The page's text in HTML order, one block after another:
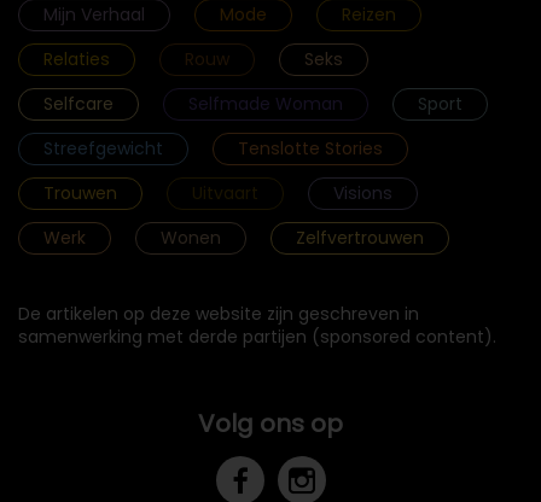
Mijn Verhaal
Mode
Reizen
Relaties
Rouw
Seks
Selfcare
Selfmade Woman
Sport
Streefgewicht
Tenslotte Stories
Trouwen
Uitvaart
Visions
Werk
Wonen Zelfvertrouwen
De artikelen op deze website zijn geschreven in
samenwerking met derde partijen (sponsored content).
Volg ons op